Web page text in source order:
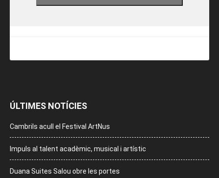
ÚLTIMES NOTÍCIES
Cambrils acull el Festival ArtNus
Impuls al talent acadèmic, musical i artístic
Duana Suites Salou obre les portes